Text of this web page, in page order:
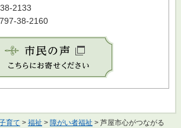
2133
38-2160
育て > 福祉 > 障がい者福祉 > 芦屋市心がつながる